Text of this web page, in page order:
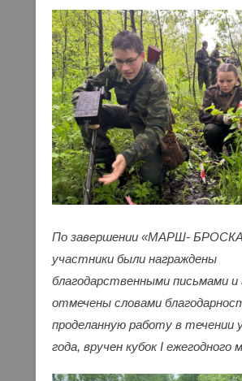
По завершении «МАРШ-
участники были награждены
благодарственными письмами
отмечены словами
проделанную работу в течении
года, вручен кубок I ежегодного